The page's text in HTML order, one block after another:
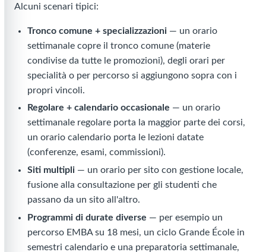
Alcuni scenari tipici:
Tronco comune + specializzazioni — un orario
settimanale copre il tronco comune (materie
condivise da tutte le promozioni), degli orari per
specialità o per percorso si aggiungono sopra con i
propri vincoli.
Regolare + calendario occasionale — un orario
settimanale regolare porta la maggior parte dei corsi,
un orario calendario porta le lezioni datate
(conferenze, esami, commissioni).
Siti multipli — un orario per sito con gestione locale,
fusione alla consultazione per gli studenti che
passano da un sito all'altro.
Programmi di durate diverse — per esempio un
percorso EMBA su 18 mesi, un ciclo Grande École in
semestri calendario e una preparatoria settimanale,